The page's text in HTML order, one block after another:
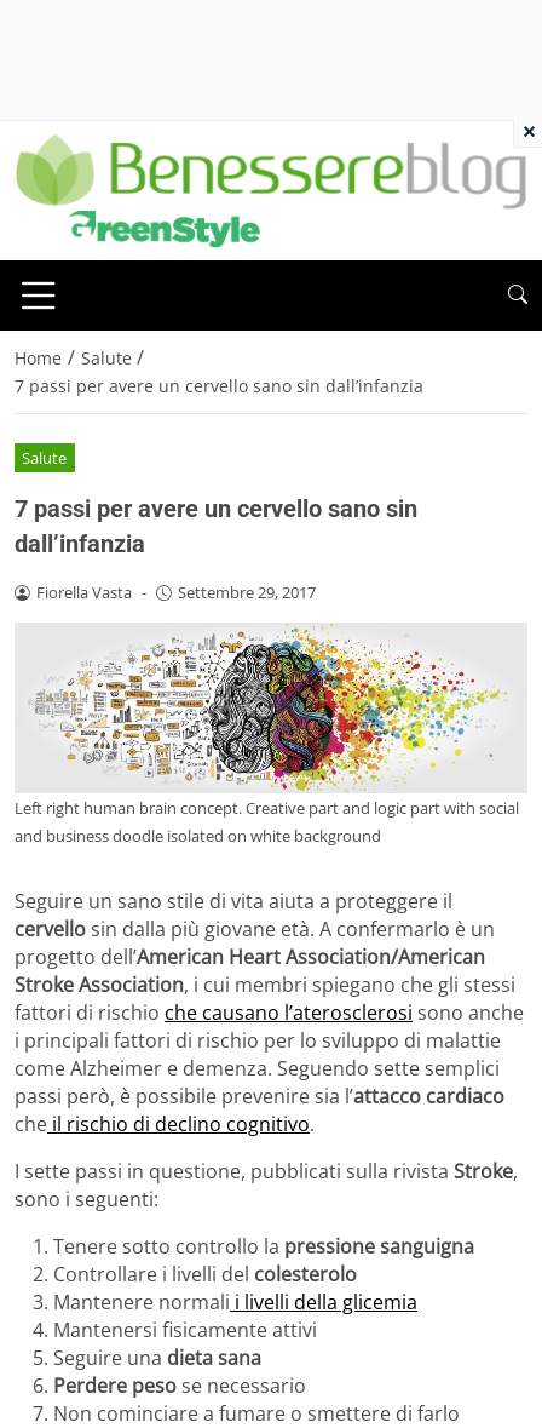
Home / Salute /
7 passi per avere un cervello sano sin dall’infanzia
Salute
7 passi per avere un cervello sano sin
dall’infanzia
Fiorella Vasta - Settembre 29, 2017
Left right human brain concept. Creative part and logic part with social
and business doodle isolated on white background
Seguire un sano stile di vita aiuta a proteggere il
cervellosin dalla più giovane età. A confermarlo è un
progetto dell’American Heart Association/American
Stroke Association, i cui membri spiegano che gli stessi
fattori di rischio che causano l’aterosclerosi sono anche
i principali fattori di rischio per lo sviluppo di malattie
come Alzheimer e demenza. Seguendo sette semplici
passi però, è possibile prevenire sia l’attacco cardiaco
che il rischio di declino cognitivo.
I sette passi in questione, pubblicati sulla rivista Stroke,
sono i seguenti:
Tenere sotto controllo la pressione sanguigna
Controllare i livelli del colesterolo
Mantenere normali i livelli della glicemia
Mantenersi fisicamente attivi
Seguire una dieta sana
Perdere pesose necessario
Non cominciare a fumare o smettere di farlo
×